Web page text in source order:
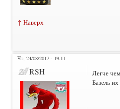
↑ Наверх
Чт, 24/08/2017 - 19:11
RSH
Легче
Базель